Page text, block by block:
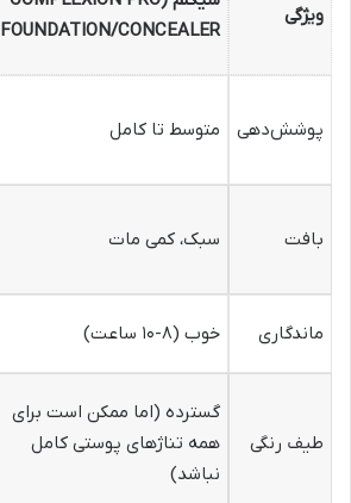
ویژگی
FOUNDATION/CONCEALER)
پوشش‌دهی متوسط تا کامل
بافت سبک، کمی مات
ماندگاری خوب (۸-۱۰ ساعت)
طیف رنگی
گسترده (اما ممکن است برای
همه تناژهای پوستی کامل
نباشد)